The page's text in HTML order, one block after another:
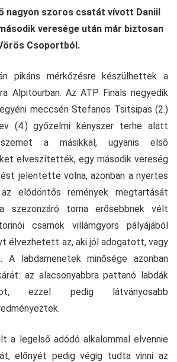
nagyon szoros csatát vívott Daniil
veresége után már biztosan
Csoportból.
pikáns mérkőzésre készülhettek a
Alpitourban. Az ATP Finals negyedik
meccsén Stefanos Tsitsipas (2.)
(4.) győzelmi kényszer terhe alatt
a másikkal, ugyanis első
elveszítették, egy második vereség
jelentette volna, azonban a nyertes
elődöntős remények megtartását
szezonzáró torna erősebbnek vélt
csarnok villámgyors pályájából
élvezhetett az, aki jól adogatott, vagy
A labdamenetek minősége azonban
az alacsonyabbra pattanó labdák
ezzel pedig látványosabb
a legelső adódó alkalommal elvennie
előnyét pedig végig tudta vinni az